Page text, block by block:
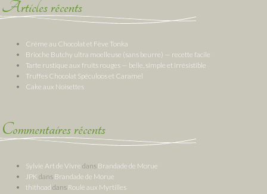
Articles récents
Crème au Chocolat et Fève Tonka
Brioche Butchy ultra moelleuse (sans beurre) — recette facile
Tarte rustique aux fruits rouges — belle, simple et irrésistible
Truffes Chocolat Spéculoos et Caramel
Cake aux Noisettes
Commentaires récents
Sylvie Art de Vivre dans Brandade de Morue
JPK dans Brandade de Morue
thithoad dans Roulé aux Myrtilles